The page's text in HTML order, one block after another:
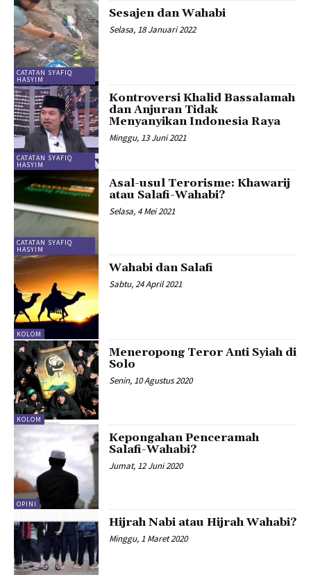
CATATAN SYAFIQ
HASYIM
Sesajen dan Wahabi
Selasa, 18 Januari 2022
CATATAN SYAFIQ
HASYIM
Kontroversi Khalid Bassalamah
dan Anjuran Tidak
Menyanyikan Indonesia Raya
Minggu, 13 Juni 2021
CATATAN SYAFIQ
HASYIM
Asal-usul Terorisme: Khawarij
atau Salafi-Wahabi?
Selasa, 4 Mei 2021
KOLOM
Wahabi dan Salafi
Sabtu, 24 April 2021
KOLOM
Meneropong Teror Anti Syiah di
Solo
Senin, 10 Agustus 2020
OPINI
Kepongahan Penceramah
Salafi-Wahabi?
Jumat, 12 Juni 2020
Hijrah Nabi atau Hijrah Wahabi?
Minggu, 1 Maret 2020